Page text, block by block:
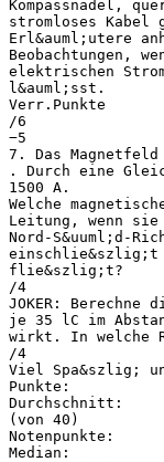
Kompassnadel,
stromloses Kabel
Erl&auml;utere
Beobachtungen,
elektrischen
l&auml;sst.
Verr.Punkte
/6
−5
7. Das
. Durch eine
1500 A.
Welche
Leitung, wenn sie
Nord-S&uuml;d-
einschlie&szlig;t
flie&szlig;t?
/4
JOKER:
je 35 lC im
wirkt. In welche
/4
Viel Spa&szlig;
Punkte:
Durchschnitt:
(von 40)
Notenpunkte:
Median: